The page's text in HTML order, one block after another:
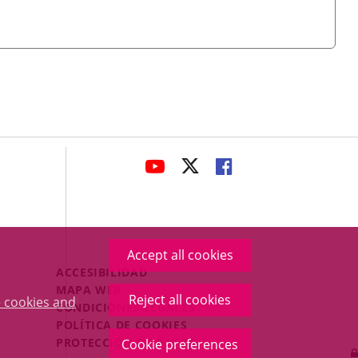
cookies and
Accept all cookies
Reject all cookies
Cookie preferences
LINK
APPLICATION.
LINK
APPLICATION.
LINK
APPLICATION.
Menú
Legal
Footer
ACCESIBILIDAD
MAPA WEB
CONDICIONES LEGALES
POLÍTICA DE COOKIES
PROTECCIÓN DE DATOS